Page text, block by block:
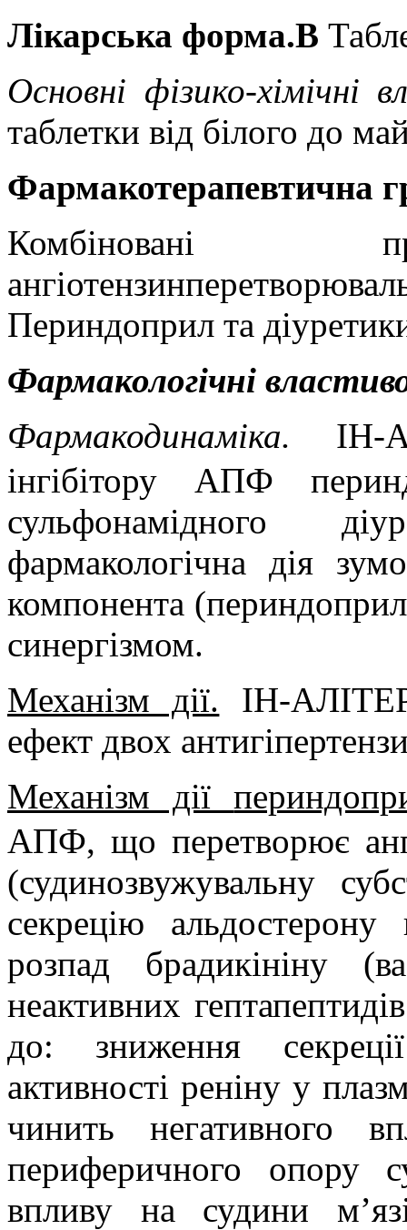
Лікарська форма.В
Основні фізико-хімічні
таблетки від білого до
Фармакотерапевтична
Комбіновані
Периндоприл та
Фармакологiчнi
Фармакодинаміка.
ІН-
інгібітору АПФ
сульфонамiдного
фармакологічна дія
компонента
синергізмом.
Механізм дії.
ІН-
ефект двох
Механізм дії
АПФ, що перетворює
(судинозвужувальну
секрецію
розпад брадикініну
неактивних
до: зниження
активності реніну у
чинить негативного
периферичного опору
впливу на судини